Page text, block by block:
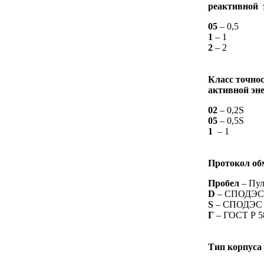
реактивной
05 – 0,5
1 – 1
2 – 2
Класс
активной
02 – 0,2S
05 – 0,5S
1 – 1
Протокол
Пробел –
D – СПОДЭС
S – СПОДЭС
Г – ГОСТ Р
Тип корпуса